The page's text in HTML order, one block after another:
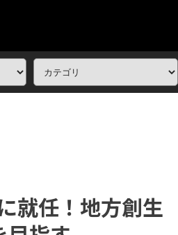
就任！地方創生